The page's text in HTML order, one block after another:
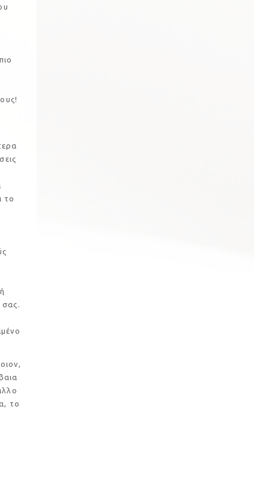
το
σας.
το